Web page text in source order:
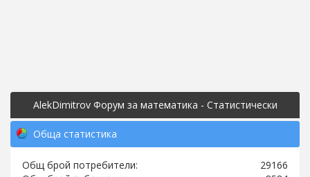
AlekDimitrov Форум за математика - Статистически
Обща статистика
Общ брой потребители:
29166